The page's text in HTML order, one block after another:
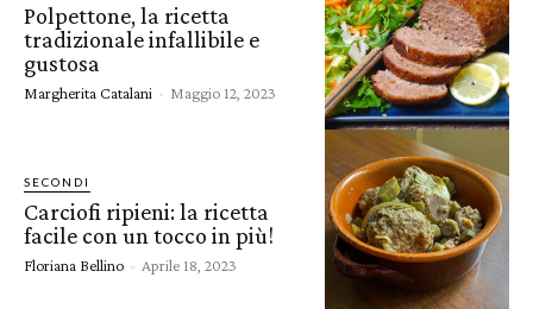
Polpettone, la ricetta
tradizionale infallibile e
gustosa
Margherita Catalani - Maggio 12, 2023
SECONDI
Carciofi ripieni: la ricetta
facile con un tocco in più!
Floriana Bellino - Aprile 18, 2023